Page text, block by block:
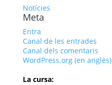
Notícies
Meta
Entra
Canal de les entrades
Canal dels comentaris
WordPress.org (en anglès)
La cursa: